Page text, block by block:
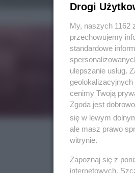
Drogi
My, naszych 1162
przechowujemy
standardowe
ulepszanie usług.
cenimy Twoją
Zgoda jest
się w lewym
ale masz prawo
witrynie.
Zapoznaj się z
internetowych.